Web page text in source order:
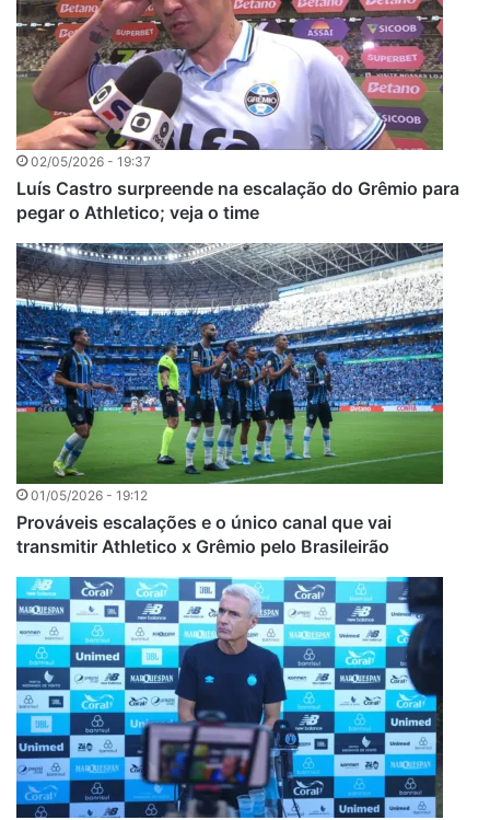
02/05/2026 - 19:37
Luís Castro surpreende na escalação do Grêmio para
pegar o Athletico; veja o time
01/05/2026 - 19:12
Prováveis escalações e o único canal que vai
transmitir Athletico x Grêmio pelo Brasileirão